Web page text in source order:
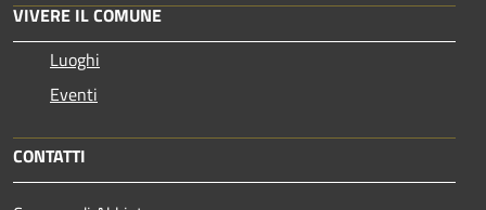
VIVERE IL COMUNE
Luoghi
Eventi
CONTATTI